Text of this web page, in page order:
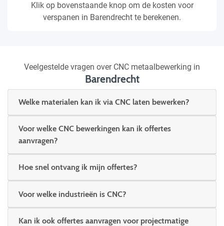
Klik op bovenstaande knop om de kosten voor
verspanen in Barendrecht te berekenen.
Veelgestelde vragen over CNC metaalbewerking in
Barendrecht
Welke materialen kan ik via CNC laten bewerken?
Voor welke CNC bewerkingen kan ik offertes
aanvragen?
Hoe snel ontvang ik mijn offertes?
Voor welke industrieën is CNC?
Kan ik ook offertes aanvragen voor projectmatige